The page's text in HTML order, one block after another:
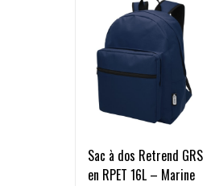
Sac à dos Retrend GRS
en RPET 16L – Marine